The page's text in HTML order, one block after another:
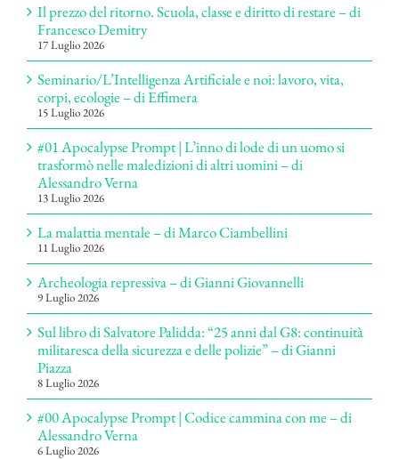
Il prezzo del ritorno. Scuola, classe e diritto di restare – di
Francesco Demitry
17 Luglio 2026
Seminario/L’Intelligenza Artificiale e noi: lavoro, vita,
corpi, ecologie – di Effimera
15 Luglio 2026
#01 Apocalypse Prompt | L’inno di lode di un uomo si
trasformò nelle maledizioni di altri uomini – di
Alessandro Verna
13 Luglio 2026
La malattia mentale – di Marco Ciambellini
11 Luglio 2026
Archeologia repressiva – di Gianni Giovannelli
9 Luglio 2026
Sul libro di Salvatore Palidda: “25 anni dal G8: continuità
militaresca della sicurezza e delle polizie” – di Gianni
Piazza
8 Luglio 2026
#00 Apocalypse Prompt | Codice cammina con me – di
Alessandro Verna
6 Luglio 2026